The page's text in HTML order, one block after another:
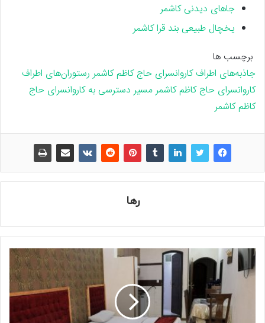
جاهای دیدنی کاشمر
یخچال طبیعی بند قرا کاشمر
برچسب ها
جاذبه‌های اطراف کاروانسرای حاج کاظم کاشمر رستوران‌های اطراف
کاروانسرای حاج کاظم کاشمرمسیر دسترسی به کاروانسرای حاج
کاظم کاشمر
رها